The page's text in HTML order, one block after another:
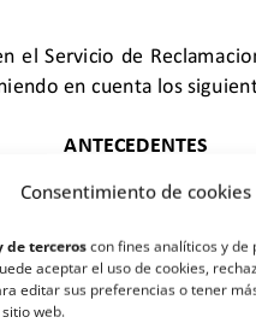
Consentimiento de cookies
de terceroscon fines analíticos y
aceptar el uso de cookies,
editar sus preferencias o tener
web.